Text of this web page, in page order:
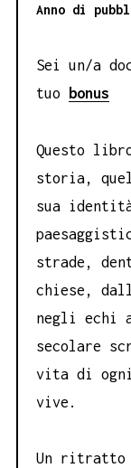
Anno di
Sei un/a
tuo
bonus
Questo
storia,
sua
strade,
chiese,
negli echi
secolare
vita di
vive.
Un ritratto